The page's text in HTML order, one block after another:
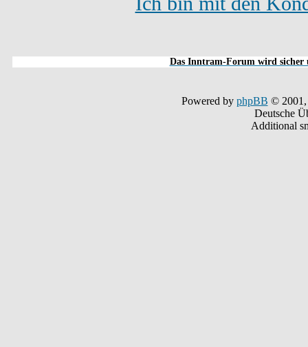
Das Inntram-Forum wird sicher
Powered by phpBB © 2001,
Deutsche
Additional